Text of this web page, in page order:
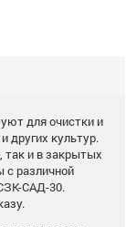
для очистки и
других культур.
так и в закрытых
различной
САД-30.